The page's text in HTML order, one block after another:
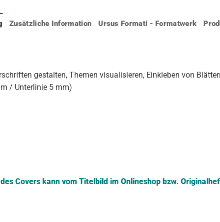
Zusätzliche Information Ursus Formati - Formatwerk
gestalten, Themen visualisieren, Einkleben von
/ Unterlinie 5 mm)
Covers kann vom Titelbild im Onlineshop bzw.